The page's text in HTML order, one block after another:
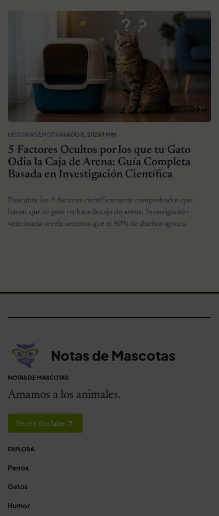
HISTORIAS EMOTIVASAGO 8, 20259 MIN
5 Factores Ocultos por los que tu Gato
Odia la Caja de Arena: Guía Completa
Basada en Investigación Científica
Descubre los 5 factores científicamente comprobados que
hacen que tu gato rechace la caja de arena. Investigación
veterinaria revela secretos que el 80% de dueños ignora.
Notas de Mascotas
NOTAS DE MASCOTAS
Amamos a los animales.
Ver en YouTube
EXPLORA
Perros
Gatos
Humor